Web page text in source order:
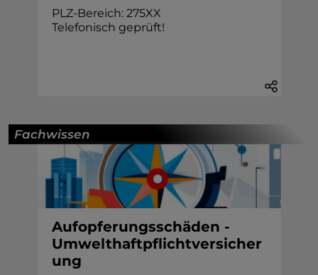
PLZ-Bereich: 275XX
Telefonisch geprüft!
Fachwissen
Aufopferungsschäden -
Umwelthaftpflichtversicher
ung